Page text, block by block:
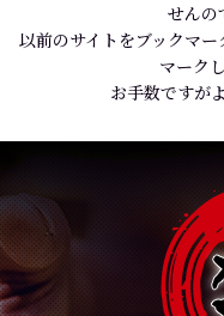
せんの
以前のサイトをブックマ
マーク
お手数ですが